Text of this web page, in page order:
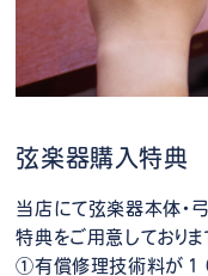
弦楽器購入特典
当店にて弦楽器本体・
特典をご用意しておりま
①有償修理技術料が１